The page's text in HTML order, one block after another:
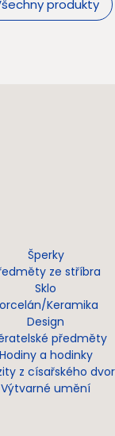
produkty
Šperky
ze stříbra
Sklo
Keramika
Design
předměty
Hodiny a hodinky
z císařského
Výtvarné umění